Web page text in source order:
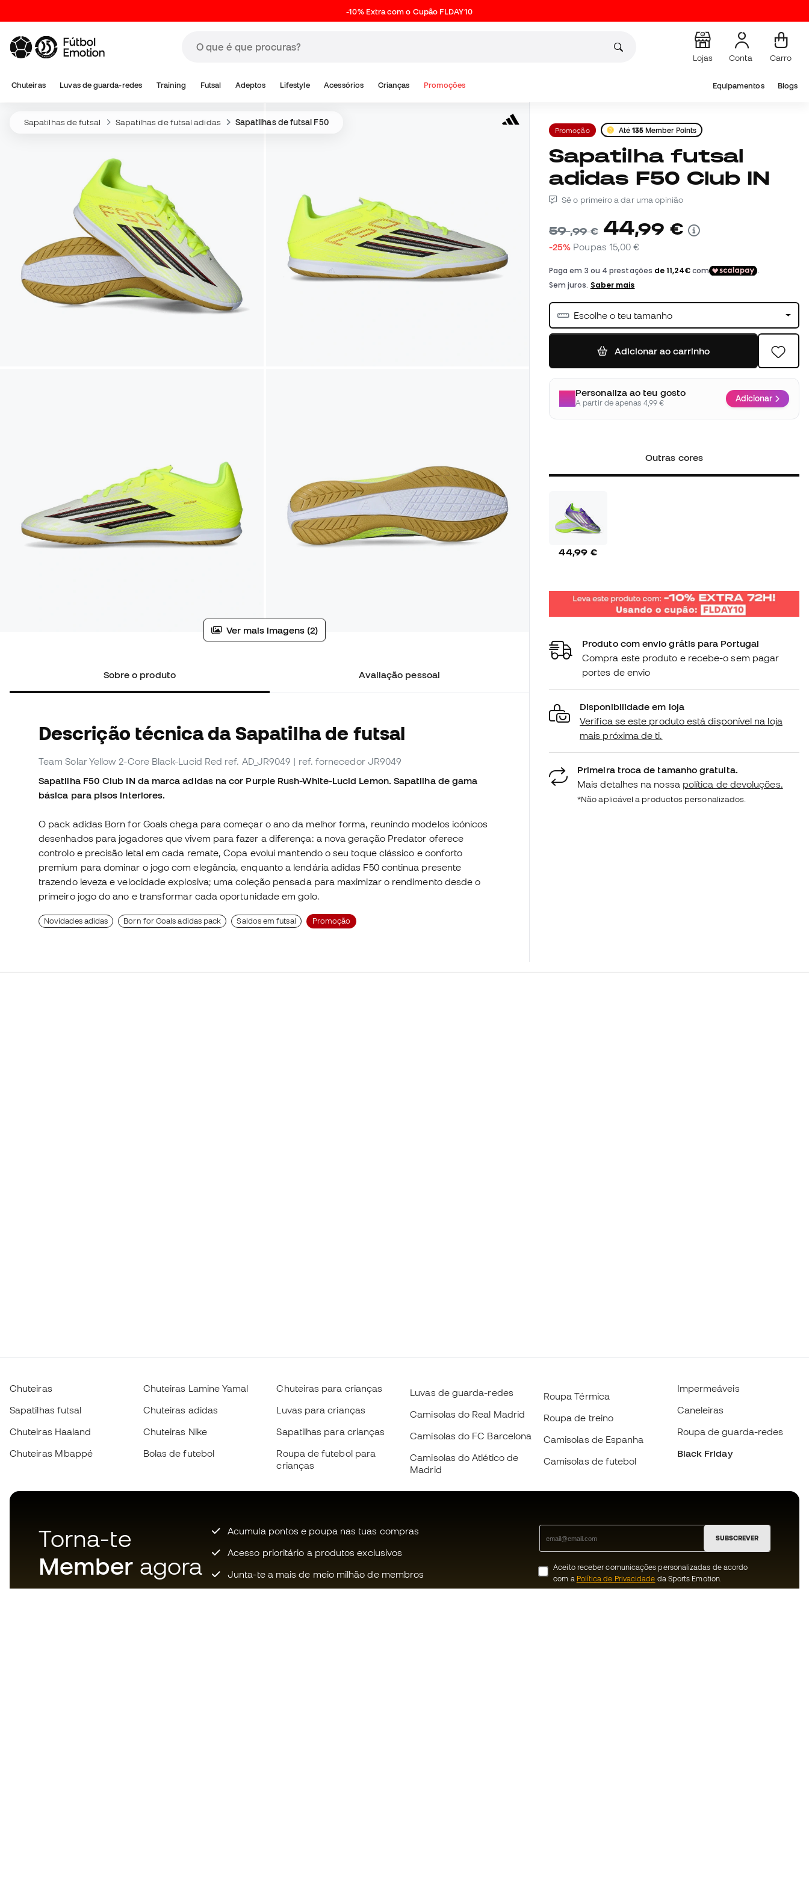
-10% Extra com o Cupão FLDAY10
Lojas Conta Carro
Chuteiras Luvas de guarda-redes Training Futsal Adeptos Lifestyle Acessórios Crianças Promoções Equipamentos Blogs
Sapatilhas de futsal Sapatilhas de futsal adidas Sapatilhas de futsal F50
Ver mais imagens (2)
Sobre o produto Avaliação pessoal
Descrição técnica da Sapatilha de futsal
Team Solar Yellow 2-Core Black-Lucid Red ref. AD_JR9049 | ref. fornecedor JR9049
Sapatilha F50 Club IN da marca adidas na cor Purple Rush-White-Lucid Lemon. Sapatilha de gama
básica para pisos interiores.
O pack adidas Born for Goals chega para começar o ano da melhor forma, reunindo modelos icónicos
desenhados para jogadores que vivem para fazer a diferença: a nova geração Predator oferece
controlo e precisão letal em cada remate, Copa evolui mantendo o seu toque clássico e conforto
premium para dominar o jogo com elegância, enquanto a lendária adidas F50 continua presente
trazendo leveza e velocidade explosiva; uma coleção pensada para maximizar o rendimento desde o
primeiro jogo do ano e transformar cada oportunidade em golo.
Novidades adidas Born for Goals adidas pack Saldos em futsal Promoção
Promoção Até 135 Member Points
Sapatilha futsal
adidas F50 Club IN
Sê o primeiro a dar uma opinião
59,99 € 44,99 €
-25% Poupas 15,00 €
Escolhe o teu tamanho
Adicionar ao carrinho
Personaliza ao teu gosto
A partir de apenas 4,99 € Adicionar
Outras cores
44,99 €
Produto com envio grátis para Portugal
Compra este produto e recebe-o sem pagar
portes de envio
Disponibilidade em loja
Verifica se este produto está disponível na loja
mais próxima de ti.
Primeira troca de tamanho gratuita.
Mais detalhes na nossa política de devoluções.
*Não aplicável a productos personalizados.
Chuteiras
Sapatilhas futsal
Chuteiras Haaland
Chuteiras Mbappé
Chuteiras Lamine Yamal
Chuteiras adidas
Chuteiras Nike
Bolas de futebol
Chuteiras para crianças
Luvas para crianças
Sapatilhas para crianças
Roupa de futebol para
crianças
Luvas de guarda-redes
Camisolas do Real Madrid
Camisolas do FC Barcelona
Camisolas do Atlético de
Madrid
Roupa Térmica
Roupa de treino
Camisolas de Espanha
Camisolas de futebol
Impermeáveis
Caneleiras
Roupa de guarda-redes
Black Friday
Torna-te
Member agora
Acumula pontos e poupa nas tuas compras
Acesso prioritário a produtos exclusivos
Junta-te a mais de meio milhão de membros
SUBSCREVER
Aceito receber comunicações personalizadas de acordo
com a Política de Privacidade da Sports Emotion.